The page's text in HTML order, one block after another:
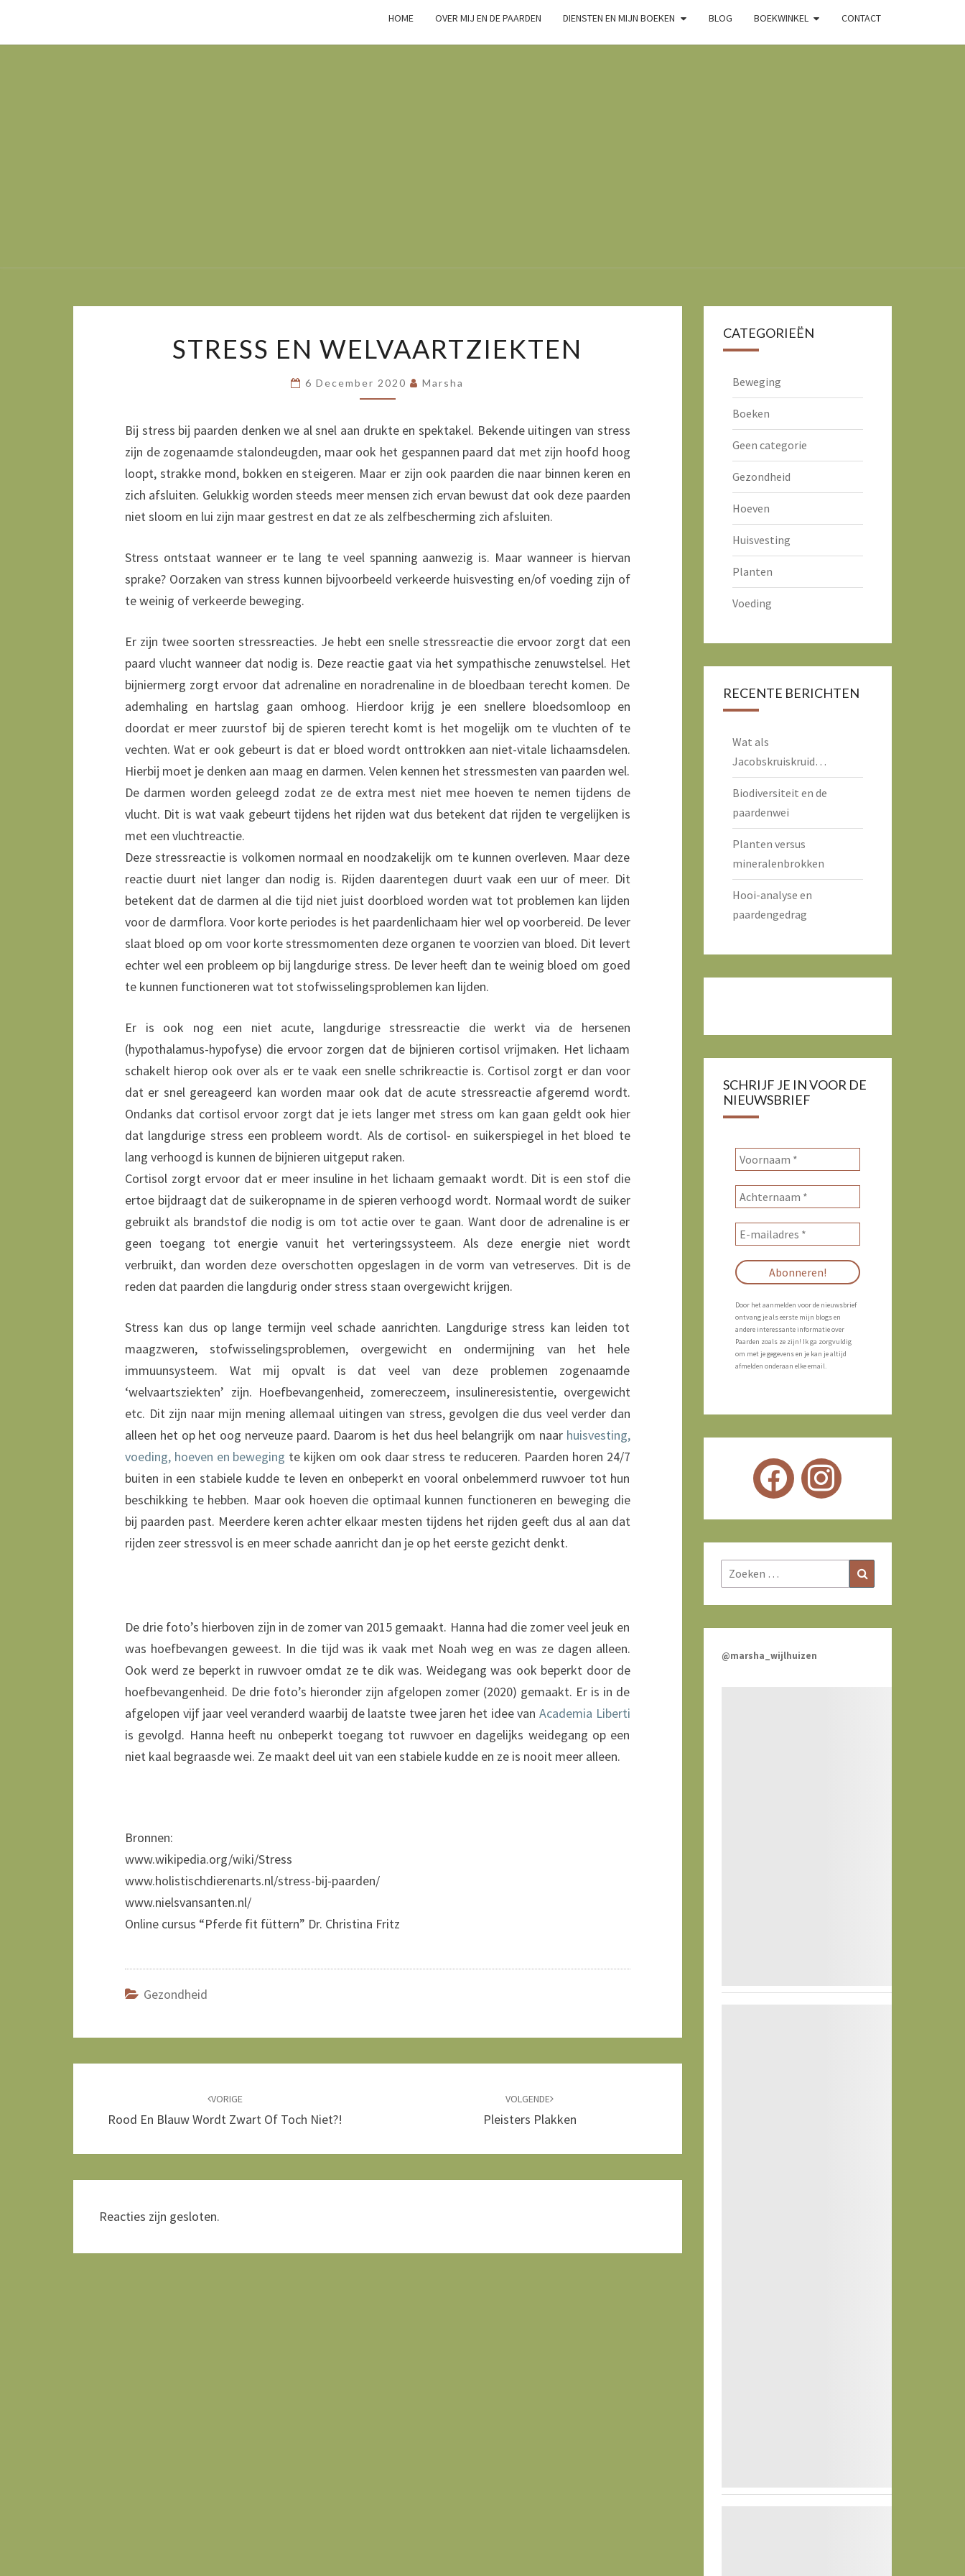
HOME OVER MIJ EN DE PAARDEN DIENSTEN EN MIJN BOEKEN BLOG BOEKWINKEL CONTACT
EN
STRESS EN WELVAARTZIEKTEN
6 December 2020 Marsha
Bij stress bij paarden denken we al snel aan drukte en spektakel. Bekende uitingen van stress
zijn de zogenaamde stalondeugden, maar ook het gespannen paard dat met zijn hoofd hoog
loopt, strakke mond, bokken en steigeren. Maar er zijn ook paarden die naar binnen keren en
zich afsluiten. Gelukkig worden steeds meer mensen zich ervan bewust dat ook deze paarden
niet sloom en lui zijn maar gestrest en dat ze als zelfbescherming zich afsluiten.
Stress ontstaat wanneer er te lang te veel spanning aanwezig is. Maar wanneer is hiervan
sprake? Oorzaken van stress kunnen bijvoorbeeld verkeerde huisvesting en/of voeding zijn of
te weinig of verkeerde beweging.
Er zijn twee soorten stressreacties. Je hebt een snelle stressreactie die ervoor zorgt dat een
paard vlucht wanneer dat nodig is. Deze reactie gaat via het sympathische zenuwstelsel. Het
bijniermerg zorgt ervoor dat adrenaline en noradrenaline in de bloedbaan terecht komen. De
ademhaling en hartslag gaan omhoog. Hierdoor krijg je een snellere bloedsomloop en
doordat er meer zuurstof bij de spieren terecht komt is het mogelijk om te vluchten of te
vechten. Wat er ook gebeurt is dat er bloed wordt onttrokken aan niet-vitale lichaamsdelen.
Hierbij moet je denken aan maag en darmen. Velen kennen het stressmesten van paarden wel.
De darmen worden geleegd zodat ze de extra mest niet mee hoeven te nemen tijdens de
vlucht. Dit is wat vaak gebeurt tijdens het rijden wat dus betekent dat rijden te vergelijken is
met een vluchtreactie.
Deze stressreactie is volkomen normaal en noodzakelijk om te kunnen overleven. Maar deze
reactie duurt niet langer dan nodig is. Rijden daarentegen duurt vaak een uur of meer. Dit
betekent dat de darmen al die tijd niet juist doorbloed worden wat tot problemen kan lijden
voor de darmflora. Voor korte periodes is het paardenlichaam hier wel op voorbereid. De lever
slaat bloed op om voor korte stressmomenten deze organen te voorzien van bloed. Dit levert
echter wel een probleem op bij langdurige stress. De lever heeft dan te weinig bloed om goed
te kunnen functioneren wat tot stofwisselingsproblemen kan lijden.
Er is ook nog een niet acute, langdurige stressreactie die werkt via de hersenen
(hypothalamus-hypofyse) die ervoor zorgen dat de bijnieren cortisol vrijmaken. Het lichaam
schakelt hierop ook over als er te vaak een snelle schrikreactie is. Cortisol zorgt er dan voor
dat er snel gereageerd kan worden maar ook dat de acute stressreactie afgeremd wordt.
Ondanks dat cortisol ervoor zorgt dat je iets langer met stress om kan gaan geldt ook hier
dat langdurige stress een probleem wordt. Als de cortisol- en suikerspiegel in het bloed te
lang verhoogd is kunnen de bijnieren uitgeput raken.
Cortisol zorgt ervoor dat er meer insuline in het lichaam gemaakt wordt. Dit is een stof die
ertoe bijdraagt dat de suikeropname in de spieren verhoogd wordt. Normaal wordt de suiker
gebruikt als brandstof die nodig is om tot actie over te gaan. Want door de adrenaline is er
geen toegang tot energie vanuit het verteringssysteem. Als deze energie niet wordt
verbruikt, dan worden deze overschotten opgeslagen in de vorm van vetreserves. Dit is de
reden dat paarden die langdurig onder stress staan overgewicht krijgen.
Stress kan dus op lange termijn veel schade aanrichten. Langdurige stress kan leiden tot
maagzweren, stofwisselingsproblemen, overgewicht en ondermijning van het hele
immuunsysteem. Wat mij opvalt is dat veel van deze problemen zogenaamde
‘welvaartsziekten’ zijn. Hoefbevangenheid, zomereczeem, insulineresistentie, overgewicht
etc. Dit zijn naar mijn mening allemaal uitingen van stress, gevolgen die dus veel verder dan
alleen het op het oog nerveuze paard. Daarom is het dus heel belangrijk om naar huisvesting,
voeding, hoeven en beweging te kijken om ook daar stress te reduceren. Paarden horen 24/7
buiten in een stabiele kudde te leven en onbeperkt en vooral onbelemmerd ruwvoer tot hun
beschikking te hebben. Maar ook hoeven die optimaal kunnen functioneren en beweging die
bij paarden past. Meerdere keren achter elkaar mesten tijdens het rijden geeft dus al aan dat
rijden zeer stressvol is en meer schade aanricht dan je op het eerste gezicht denkt.
De drie foto’s hierboven zijn in de zomer van 2015 gemaakt. Hanna had die zomer veel jeuk en
was hoefbevangen geweest. In die tijd was ik vaak met Noah weg en was ze dagen alleen.
Ook werd ze beperkt in ruwvoer omdat ze te dik was. Weidegang was ook beperkt door de
hoefbevangenheid. De drie foto’s hieronder zijn afgelopen zomer (2020) gemaakt. Er is in de
afgelopen vijf jaar veel veranderd waarbij de laatste twee jaren het idee van Academia Liberti
is gevolgd. Hanna heeft nu onbeperkt toegang tot ruwvoer en dagelijks weidegang op een
niet kaal begraasde wei. Ze maakt deel uit van een stabiele kudde en ze is nooit meer alleen.
Bronnen:
www.wikipedia.org/wiki/Stress
www.holistischdierenarts.nl/stress-bij-paarden/
www.nielsvansanten.nl/
Online cursus “Pferde fit füttern” Dr. Christina Fritz
Gezondheid
VORIGE
Rood En Blauw Wordt Zwart Of Toch Niet?!
VOLGENDE
Pleisters Plakken
Reacties zijn gesloten.
CATEGORIEËN
Beweging
Boeken
Geen categorie
Gezondheid
Hoeven
Huisvesting
Planten
Voeding
RECENTE BERICHTEN
Wat als
Jacobskruiskruid…
Biodiversiteit en de
paardenwei
Planten versus
mineralenbrokken
Hooi-analyse en
paardengedrag
SCHRIJF JE IN VOOR DE
NIEUWSBRIEF
Door het aanmelden voor de nieuwsbrief
ontvang je als eerste mijn blogs en
andere interessante informatie over
Paarden zoals ze zijn! Ik ga zorgvuldig
om met je gegevens en je kan je altijd
afmelden onderaan elke email.
Zoeken
naar:
@marsha_wijlhuizen